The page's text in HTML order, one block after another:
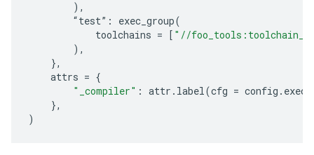
),
“test” : exec_group(
toolchains = [ "//
),
},
attrs = {
"_compiler" : attr . label(cfg = config . exec
},
)